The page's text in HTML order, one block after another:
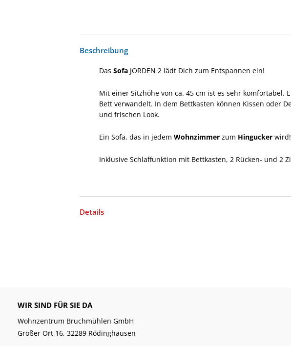
Beschreibung
DasSofa JORDEN 2 lädt Dich zum Entspannen ein!
Mit einer Sitzhöhe von ca. 45 cm ist es sehr komfortabel.
Bett verwandelt. In dem Bettkasten können Kissen oder
und frischen Look.
Ein Sofa, das in jedemWohnzimmerzum Hinguckerwird!
Inklusive Schlaffunktion mit Bettkasten, 2 Rücken- und 2
Details
WIR SIND FÜR SIE DA
Wohnzentrum Bruchmühlen GmbH
Großer Ort 16, 32289 Rödinghausen